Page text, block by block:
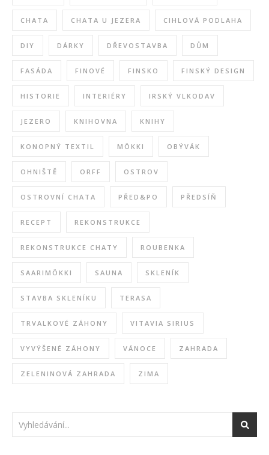
CHATA CHATA U JEZERA CIHLOVÁ PODLAHA
DIY DÁRKY DŘEVOSTAVBA DŮM
FASÁDA FINOVÉ FINSKO FINSKÝ DESIGN
HISTORIE INTERIÉRY IRSKÝ VLKODAV
JEZERO KNIHOVNA KNIHY
KONOPNÝ TEXTIL MÖKKI OBÝVÁK
OHNIŠTĚ ORFF OSTROV
OSTROVNÍ CHATA PŘED&PO PŘEDSÍŇ
RECEPT REKONSTRUKCE
REKONSTRUKCE CHATY ROUBENKA
SAARIMÖKKI SAUNA SKLENÍK
STAVBA SKLENÍKU TERASA
TRVALKOVÉ ZÁHONY VITAVIA SIRIUS
VYVÝŠENÉ ZÁHONY VÁNOCE ZAHRADA
ZELENINOVÁ ZAHRADA ZIMA